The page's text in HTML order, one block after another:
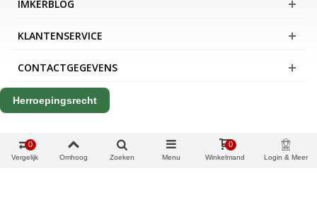
IMKERBLOG
KLANTENSERVICE
CONTACTGEGEVENS
Herroepingsrecht
Vergelijk
0
Omhoog Zoeken Menu Winkelmand
0
Login & Meer